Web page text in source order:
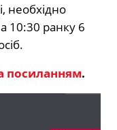
необхідно
10:30 ранку 6
посиланням.